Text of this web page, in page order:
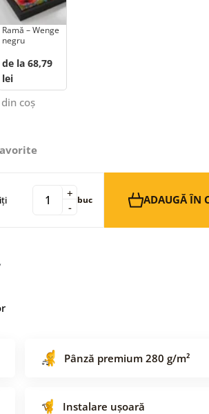
Ramă – Wenge
negru
de la 68,79
lei
coș
-
+ buc ADAUGĂ ÎN
Pânză premium 280 g/m²
Instalare ușoară